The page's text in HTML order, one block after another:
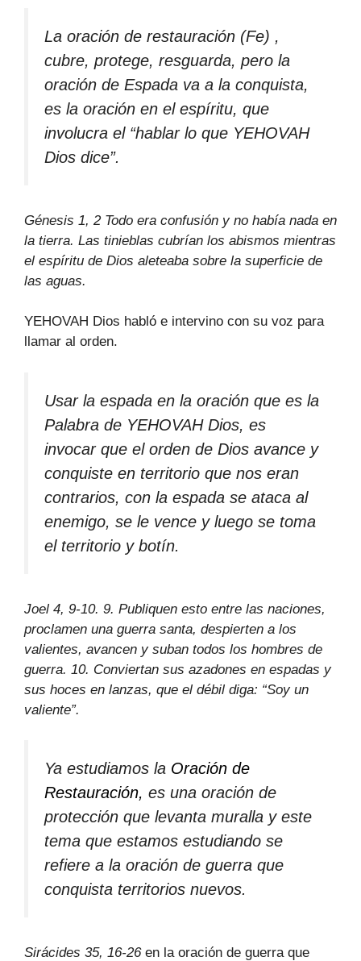
La oración de restauración (Fe) ,
cubre, protege, resguarda, pero la
oración de Espada va a la conquista,
es la oración en el espíritu, que
involucra el “hablar lo que YEHOVAH
Dios dice”.
Génesis 1, 2 Todo era confusión y no había nada en
la tierra. Las tinieblas cubrían los abismos mientras
el espíritu de Dios aleteaba sobre la superficie de
las aguas.
YEHOVAH Dios habló e intervino con su voz para
llamar al orden.
Usar la espada en la oración que es la
Palabra de YEHOVAH Dios, es
invocar que el orden de Dios avance y
conquiste en territorio que nos eran
contrarios, con la espada se ataca al
enemigo, se le vence y luego se toma
el territorio y botín.
Joel 4, 9-10. 9. Publiquen esto entre las naciones,
proclamen una guerra santa, despierten a los
valientes, avancen y suban todos los hombres de
guerra. 10. Conviertan sus azadones en espadas y
sus hoces en lanzas, que el débil diga: “Soy un
valiente”.
Ya estudiamos la Oración de
Restauración, es una oración de
protección que levanta muralla y este
tema que estamos estudiando se
refiere a la oración de guerra que
conquista territorios nuevos.
Sirácides 35, 16-26en la oración de guerra que